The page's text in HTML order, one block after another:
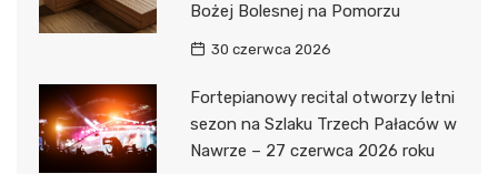
Bożej Bolesnej na Pomorzu
30 czerwca 2026
Fortepianowy recital otworzy letni
sezon na Szlaku Trzech Pałaców w
Nawrze – 27 czerwca 2026 roku